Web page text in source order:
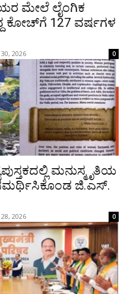
ಮೇಲೆ ಲೈಂಗಿಕ
ಕೋಚ್‌ಗೆ 127 ವರ್ಷಗಳ
2026 0
ಮನುಸ್ಮೃತಿಯ
ಜಿ.ಎಸ್.
2026 0